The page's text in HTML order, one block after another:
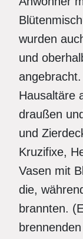
wurden
und
Hausaltäre
draußen
und
Kruzifixe,
Vasen mit
die,
brannten.